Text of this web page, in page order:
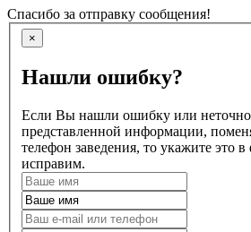
Спасибо за отправку сообщения!
×
Нашли ошибку?
Если Вы нашли ошибку или
представленной информации,
телефон заведения, то укажите это
исправим.